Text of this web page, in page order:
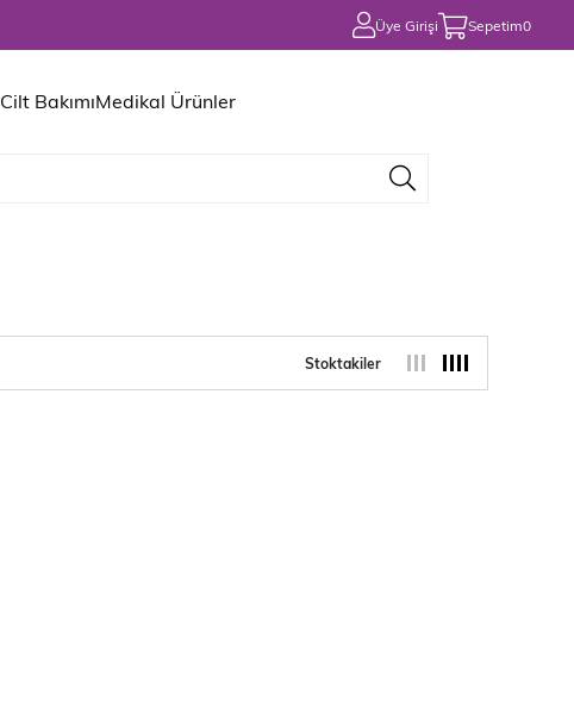
Üye Girişi Sepetim0
Cilt BakımıMedikal Ürünler
Stoktakiler